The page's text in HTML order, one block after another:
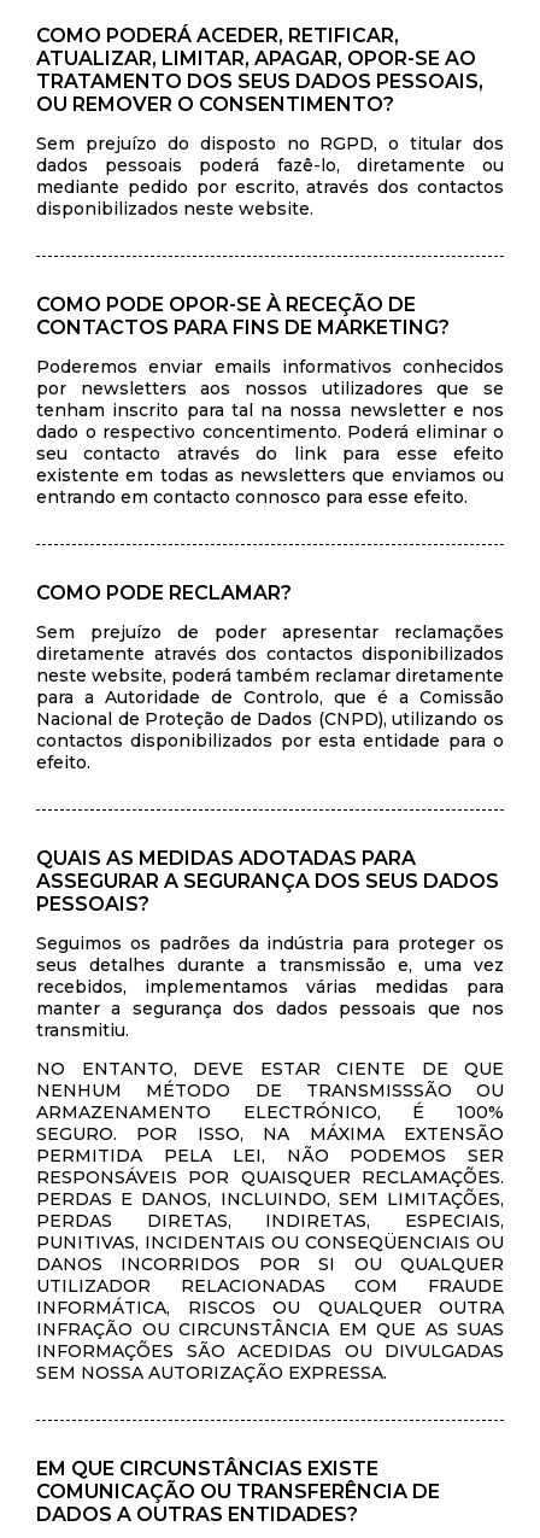
COMO PODERÁ ACEDER, RETIFICAR,
ATUALIZAR, LIMITAR, APAGAR, OPOR-SE AO
TRATAMENTO DOS SEUS DADOS PESSOAIS,
OU REMOVER O CONSENTIMENTO?
Sem prejuízo do disposto no RGPD, o titular dos
dados pessoais poderá fazê-lo, diretamente ou
mediante pedido por escrito, através dos contactos
disponibilizados neste website.
COMO PODE OPOR-SE À RECEÇÃO DE
CONTACTOS PARA FINS DE MARKETING?
Poderemos enviar emails informativos conhecidos
por newsletters aos nossos utilizadores que se
tenham inscrito para tal na nossa newsletter e nos
dado o respectivo concentimento. Poderá eliminar o
seu contacto através do link para esse efeito
existente em todas as newsletters que enviamos ou
entrando em contacto connosco para esse efeito.
COMO PODE RECLAMAR?
Sem prejuízo de poder apresentar reclamações
diretamente através dos contactos disponibilizados
neste website, poderá também reclamar diretamente
para a Autoridade de Controlo, que é a Comissão
Nacional de Proteção de Dados (CNPD), utilizando os
contactos disponibilizados por esta entidade para o
efeito.
QUAIS AS MEDIDAS ADOTADAS PARA
ASSEGURAR A SEGURANÇA DOS SEUS DADOS
PESSOAIS?
Seguimos os padrões da indústria para proteger os
seus detalhes durante a transmissão e, uma vez
recebidos, implementamos várias medidas para
manter a segurança dos dados pessoais que nos
transmitiu.
NO ENTANTO, DEVE ESTAR CIENTE DE QUE
NENHUM MÉTODO DE TRANSMISSSÃO OU
ARMAZENAMENTO ELECTRÓNICO, É 100%
SEGURO. POR ISSO, NA MÁXIMA EXTENSÃO
PERMITIDA PELA LEI, NÃO PODEMOS SER
RESPONSÁVEIS POR QUAISQUER RECLAMAÇÕES.
PERDAS E DANOS, INCLUINDO, SEM LIMITAÇÕES,
PERDAS DIRETAS, INDIRETAS, ESPECIAIS,
PUNITIVAS, INCIDENTAIS OU CONSEQÜENCIAIS OU
DANOS INCORRIDOS POR SI OU QUALQUER
UTILIZADOR RELACIONADAS COM FRAUDE
INFORMÁTICA, RISCOS OU QUALQUER OUTRA
INFRAÇÃO OU CIRCUNSTÂNCIA EM QUE AS SUAS
INFORMAÇÕES SÃO ACEDIDAS OU DIVULGADAS
SEM NOSSA AUTORIZAÇÃO EXPRESSA.
EM QUE CIRCUNSTÂNCIAS EXISTE
COMUNICAÇÃO OU TRANSFERÊNCIA DE
DADOS A OUTRAS ENTIDADES?